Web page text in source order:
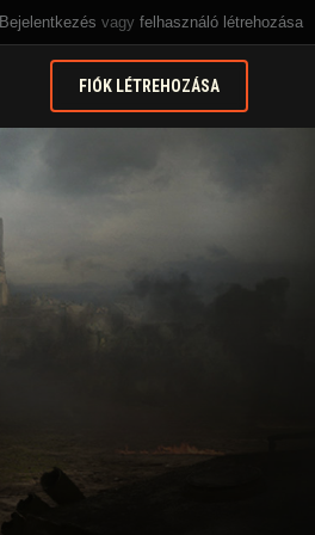
Bejelentkezés vagy felhasználó létrehozása
FIÓK LÉTREHOZÁSA